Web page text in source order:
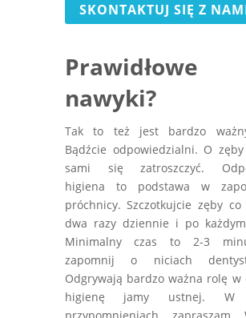
SKONTAKTUJ SIĘ Z
Prawidłowe
nawyki?
Tak to też jest bardzo
Bądźcie odpowiedzialni. O
sami się zatroszczyć.
higiena to podstawa w
próchnicy. Szczotkujcie zęby
dwa razy dziennie i po każdym
Minimalny czas to 2-3
zapomnij o niciach
Odgrywają bardzo ważna rolę
higienę jamy ustnej. W